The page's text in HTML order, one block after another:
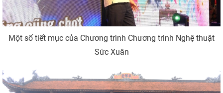
Một số tiết mục của Chương trình Chương trình Nghệ thuật
Sức Xuân